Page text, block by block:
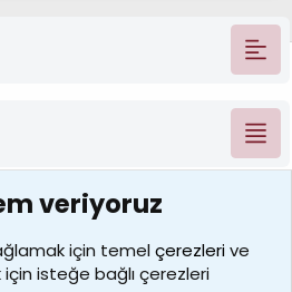
veriyoruz
için temelçerezlerive
isteğe bağlı çerezleri